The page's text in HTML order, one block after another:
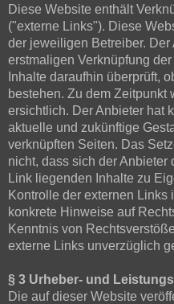
Diese Website enthält
("externe Links"). Diese
der jeweiligen Betreiber. Der
erstmaligen Verknüpfung
Inhalte daraufhin überprüft,
bestehen. Zu dem Zeitpunkt
ersichtlich. Der Anbieter hat
aktuelle und zukünftige
verknüpften Seiten. Das
nicht, dass sich der
Link liegenden Inhalte zu
Kontrolle der externen Links
konkrete Hinweise auf
Kenntnis von
externe Links unverzüglich
§ 3 Urheber- und
Die auf dieser Website